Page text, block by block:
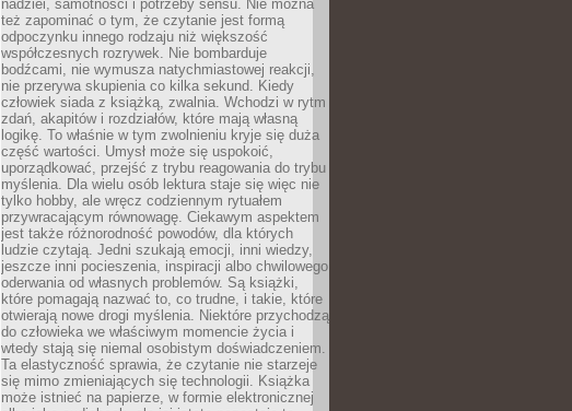
nadziei, samotności i potrzeby sensu. Nie można
też zapominać o tym, że czytanie jest formą
odpoczynku innego rodzaju niż większość
współczesnych rozrywek. Nie bombarduje
bodźcami, nie wymusza natychmiastowej reakcji,
nie przerywa skupienia co kilka sekund. Kiedy
człowiek siada z książką, zwalnia. Wchodzi w rytm
zdań, akapitów i rozdziałów, które mają własną
logikę. To właśnie w tym zwolnieniu kryje się duża
część wartości. Umysł może się uspokoić,
uporządkować, przejść z trybu reagowania do trybu
myślenia. Dla wielu osób lektura staje się więc nie
tylko hobby, ale wręcz codziennym rytuałem
przywracającym równowagę. Ciekawym aspektem
jest także różnorodność powodów, dla których
ludzie czytają. Jedni szukają emocji, inni wiedzy,
jeszcze inni pocieszenia, inspiracji albo chwilowego
oderwania od własnych problemów. Są książki,
które pomagają nazwać to, co trudne, i takie, które
otwierają nowe drogi myślenia. Niektóre przychodzą
do człowieka we właściwym momencie życia i
wtedy stają się niemal osobistym doświadczeniem.
Ta elastyczność sprawia, że czytanie nie starzeje
się mimo zmieniających się technologii. Książka
może istnieć na papierze, w formie elektronicznej